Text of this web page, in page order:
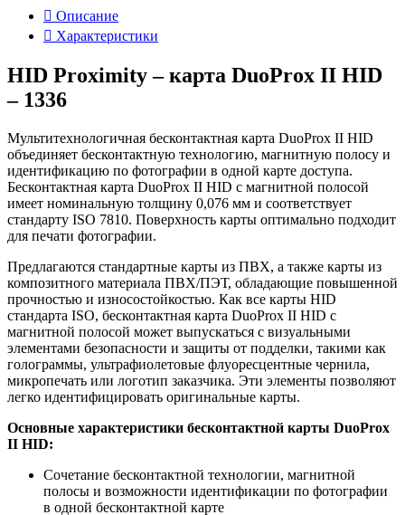
Описание
Характеристики
HID Proximity – карта DuoProx II HID
– 1336
Мультитехнологичная бесконтактная карта DuoProx II HID
объединяет бесконтактную технологию, магнитную полосу и
идентификацию по фотографии в одной карте доступа.
Бесконтактная карта DuoProx II HID с магнитной полосой
имеет номинальную толщину 0,076 мм и соответствует
стандарту ISO 7810. Поверхность карты оптимально подходит
для печати фотографии.
Предлагаются стандартные карты из ПВХ, а также карты из
композитного материала ПВХ/ПЭТ, обладающие повышенной
прочностью и износостойкостью. Как все карты HID
стандарта ISO, бесконтактная карта DuoProx II HID с
магнитной полосой может выпускаться с визуальными
элементами безопасности и защиты от подделки, такими как
голограммы, ультрафиолетовые флуоресцентные чернила,
микропечать или логотип заказчика. Эти элементы позволяют
легко идентифицировать оригинальные карты.
Основные характеристики бесконтактной карты DuoProx
II HID:
Сочетание бесконтактной технологии, магнитной
полосы и возможности идентификации по фотографии
в одной бесконтактной карте